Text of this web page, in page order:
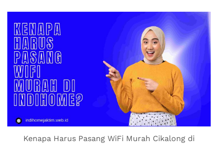
Kenapa Harus Pasang WiFi Murah Cikalong di